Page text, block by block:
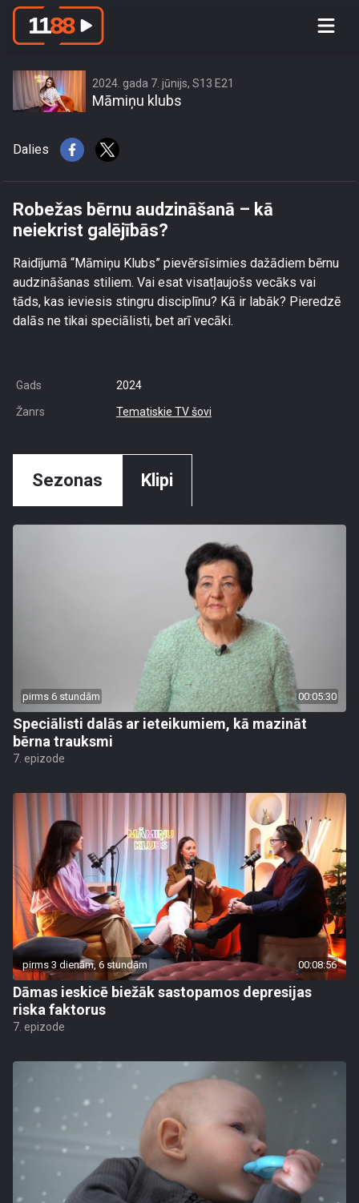
Robežas bērnu audzināšanā – kā
2024. gada 7. jūnijs, S13 E21
Māmiņu klubs
Dalies
Robežas bērnu audzināšanā – kā
neiekrist galējībās?
Raidījumā “Māmiņu Klubs” pievērsīsimies dažādiem bērnu
audzināšanas stiliem. Vai esat visatļaujošs vecāks vai
tāds, kas ieviesis stingru disciplīnu? Kā ir labāk? Pieredzē
dalās ne tikai speciālisti, bet arī vecāki.
Gads 2024
Žanrs Tematiskie TV šovi
Sezonas Klipi
pirms 6 stundām 00:05:30
Speciālisti dalās ar ieteikumiem, kā mazināt
bērna trauksmi
7. epizode
pirms 3 dienām, 6 stundām 00:08:56
Dāmas ieskicē biežāk sastopamos depresijas
riska faktorus
7. epizode